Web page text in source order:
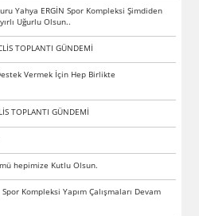
Yahya ERGİN Spor Kompleksi Şimdiden
Uğurlu Olsun..
TOPLANTI GÜNDEMİ
Vermek İçin Hep Birlikte
TOPLANTI GÜNDEMİ
hepimize Kutlu Olsun.
Kompleksi Yapım Çalışmaları Devam